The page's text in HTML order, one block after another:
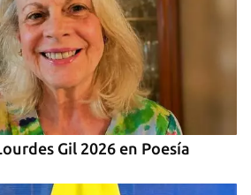
Gil 2026 en Poesía